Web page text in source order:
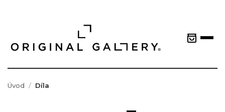
Úvod Díla